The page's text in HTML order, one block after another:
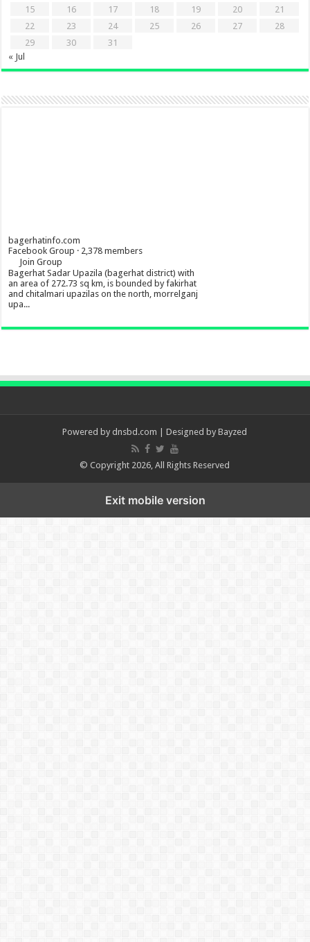
15
16 17 18 19 20
21
22
23 24 25 26 27
28
29
30
31
« Jul
bagerhatinfo.com
Facebook Group · 2,378 members
Join Group
Bagerhat Sadar Upazila (bagerhat district) with
an area of 272.73 sq km, is bounded by fakirhat
and chitalmari upazilas on the north, morrelganj
upa...
Powered by dnsbd.com | Designed byBayzed
© Copyright 2026, All Rights Reserved
Exit mobile version